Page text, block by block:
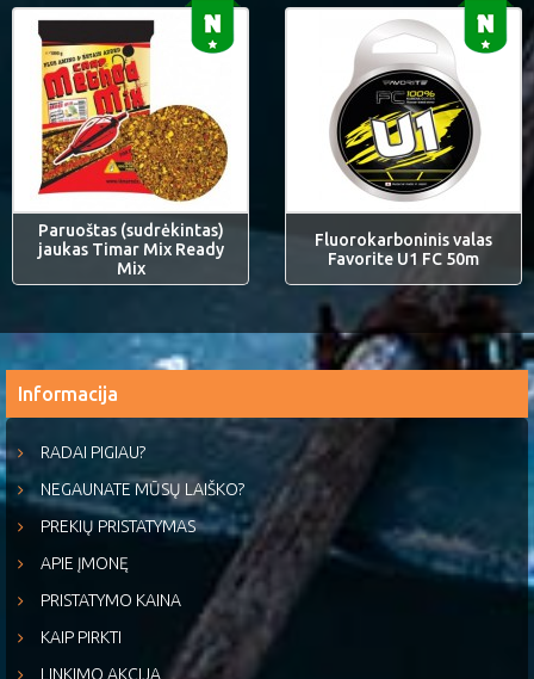
Paruoštas (sudrėkintas)
jaukas Timar Mix Ready
Mix
Fluorokarboninis valas
Favorite U1 FC 50m
Informacija
RADAI PIGIAU?
NEGAUNATE MŪSŲ LAIŠKO?
PREKIŲ PRISTATYMAS
APIE ĮMONĘ
PRISTATYMO KAINA
KAIP PIRKTI
LINKIMO AKCIJA